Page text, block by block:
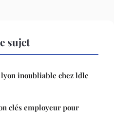
sujet
inoubliable chez ldlc
clés employeur pour